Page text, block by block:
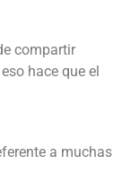
compartir
eso hace que el
a muchas